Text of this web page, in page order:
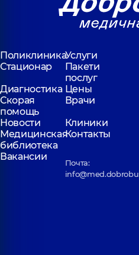
ПоликлиникаУслуги
Стационар
Пакети
послуг
Диагностика Цены
Скорая
помощь
Врачи
Новости
Клиники
Медицинская
библиотека
Контакты
Вакансии
Почта: